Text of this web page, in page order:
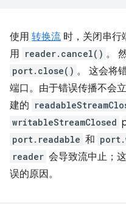
使用 转换流 时，关闭串行
用 reader.cancel() 。
port.close() 。 这会将
端口。由于错误传播不会
建的
writableStreamClosed
port.readable 和
reader 会导致流中止；
误的原因。